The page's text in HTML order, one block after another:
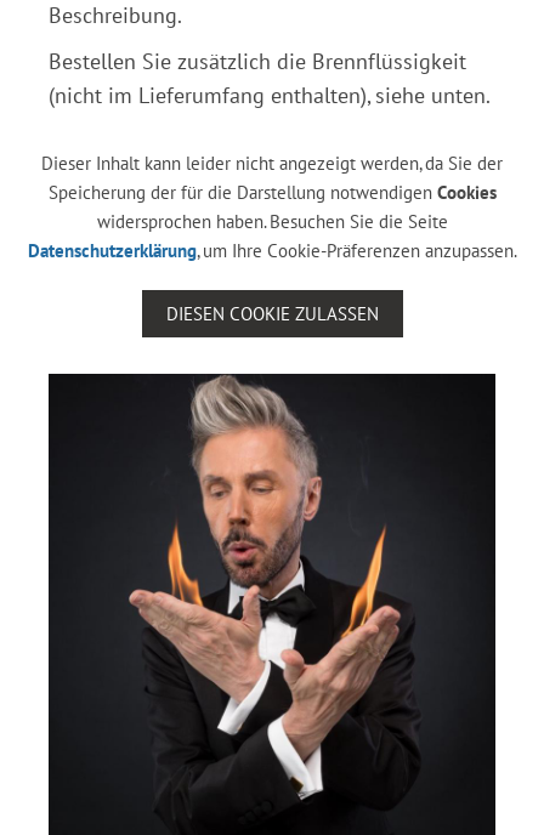
Beschreibung.
Bestellen Sie zusätzlich die Brennflüssigkeit
(nicht im Lieferumfang enthalten), siehe unten.
Dieser Inhalt kann leider nicht angezeigt werden, da Sie der
Speicherung der für die Darstellung notwendigen Cookies
widersprochen haben. Besuchen Sie die Seite
Datenschutzerklärung, um Ihre Cookie-Präferenzen anzupassen.
DIESEN COOKIE ZULASSEN